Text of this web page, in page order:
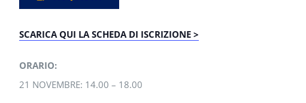
SCARICA QUI LA SCHEDA DI ISCRIZIONE >
ORARIO:
21 NOVEMBRE: 14.00 – 18.00